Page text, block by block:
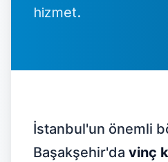
hizmet.
İstanbul'un önemli
Başakşehir'da vinç